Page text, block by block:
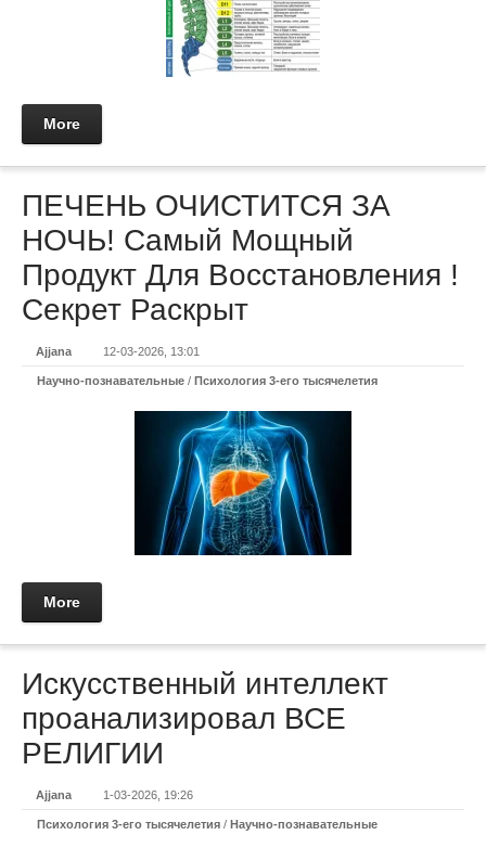
More
ПЕЧЕНЬ ОЧИСТИТСЯ ЗА
НОЧЬ! Самый Мощный
Продукт Для Восстановления !
Секрет Раскрыт
Ajjana 12-03-2026, 13:01
Научно-познавательные / Психология 3-его тысячелетия
More
Искусственный интеллект
проанализировал ВСЕ
РЕЛИГИИ
Ajjana 1-03-2026, 19:26
Психология 3-его тысячелетия / Научно-познавательные